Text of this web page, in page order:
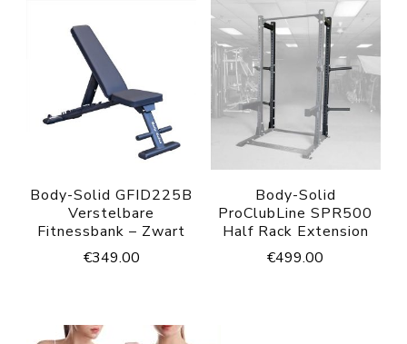
Body-Solid GFID225B
Verstelbare
Fitnessbank – Zwart
€349.00
Body-Solid
ProClubLine SPR500
Half Rack Extension
€499.00